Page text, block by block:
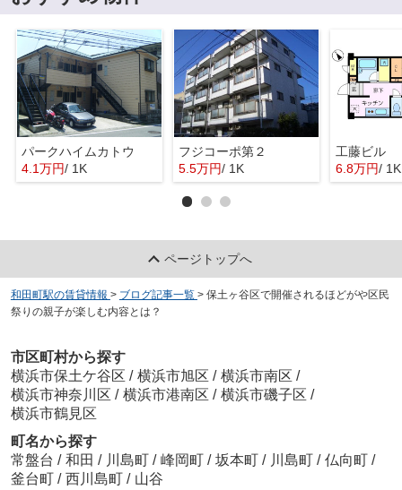
パークハイムカトウ
4.1万円/ 1K
フジコーポ第２
5.5万円/ 1K
工藤ビル
6.8万円/ 1K
ページトップへ
和田町駅の賃貸情報 > ブログ記事一覧 > 保土ヶ谷区で開催されるほどがや区民
祭りの親子が楽しむ内容とは？
市区町村から探す
横浜市保土ケ谷区 / 横浜市旭区 / 横浜市南区 /
横浜市神奈川区 / 横浜市港南区 / 横浜市磯子区 /
横浜市鶴見区
町名から探す
常盤台 / 和田 / 川島町 / 峰岡町 / 坂本町 / 川島町 / 仏向町 /
釜台町 / 西川島町 / 山谷